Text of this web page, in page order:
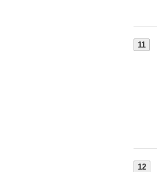
11
12